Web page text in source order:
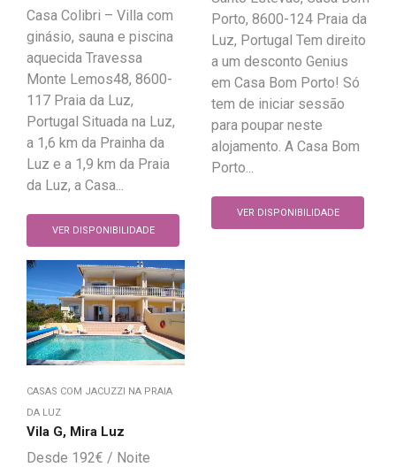
Casa Colibri – Villa com
ginásio, sauna e piscina
aquecida Travessa
Monte Lemos48, 8600-
117 Praia da Luz,
Portugal Situada na Luz,
a 1,6 km da Prainha da
Luz e a 1,9 km da Praia
da Luz, a Casa...
VER DISPONIBILIDADE
Porto, 8600-124 Praia da
Luz, Portugal Tem direito
a um desconto Genius
em Casa Bom Porto! Só
tem de iniciar sessão
para poupar neste
alojamento. A Casa Bom
Porto...
VER DISPONIBILIDADE
CASAS COM JACUZZI NA PRAIA
DA LUZ
Vila G, Mira Luz
192€